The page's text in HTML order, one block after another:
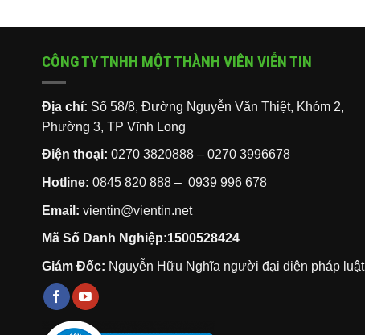
CÔNG TY TNHH MỘT THÀNH VIÊN VIỄN TIN
Địa chỉ: Số 58/8, Đường Nguyễn Văn Thiệt, Khóm 2,
Phường 3, TP Vĩnh Long
Điện thoại: 0270 3820888 – 0270 3996678
Hotline: 0845 820 888 – 0939 996 678
Email: vientin@vientin.net
Mã Số Danh Nghiệp:1500528424
Giám Đốc: Nguyễn Hữu Nghĩa người đại diện pháp luật